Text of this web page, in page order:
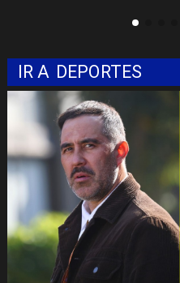
IR A DEPORTES